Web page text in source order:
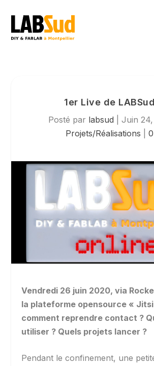
1er Live de
Posté par labsud Juin
Projets/Réalisations
0
Vendredi 26 juin 2020, via
la plateforme opensource «
comment reprendre contact ?
utiliser ? Quels projets lancer ?
Pendant le confinement, une